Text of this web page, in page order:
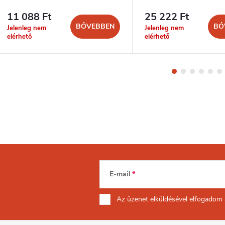
11 088 Ft
Jelenleg nem
elérhető
BŐVEBBEN
25 222 Ft
Jelenleg nem
elérhető
E-mail
Az üzenet elküldésével elfogadom